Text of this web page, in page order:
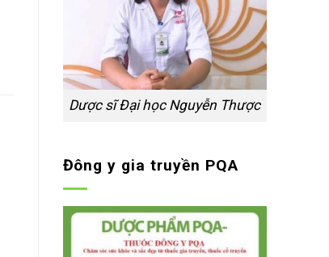
Dược sĩ Đại học Nguyễn Thược
Đông y gia truyền PQA